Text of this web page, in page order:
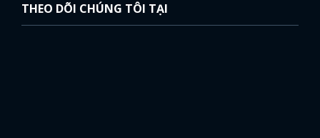
THEO DÕI CHÚNG TÔI TẠI